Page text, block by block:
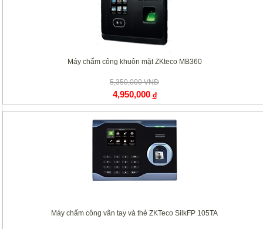
Máy chấm công khuôn mặt ZKteco MB360
5,350,000 VNĐ
4,950,000 đ
Máy chấm công vân tay và thẻ ZKTeco SilkFP 105TA